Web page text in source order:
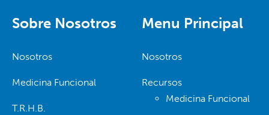
Sobre Nosotros
Nosotros
Medicina Funcional
T.R.H.B.
Menu Principal
Nosotros
Recursos
Medicina Funcional